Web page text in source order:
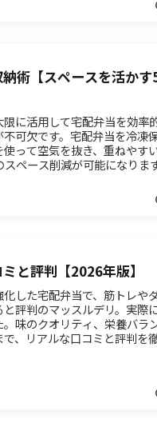
術【スペースを活かす
に活用して宅配弁当を効率
可欠です。宅配弁当を冷凍
って空気を抜き、重ねやす
ペース削減が可能になります
と評判【2026年版】
した宅配弁当で、筋トレや
評判のマッスルデリ。実際
味のクオリティ、栄養バラ
、リアルな口コミと評判を